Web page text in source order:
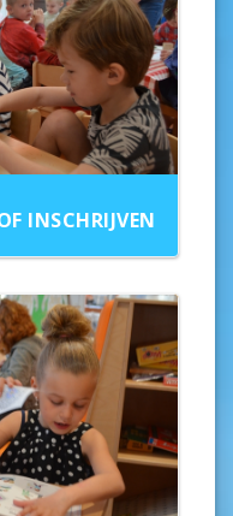
INSCHRIJVEN